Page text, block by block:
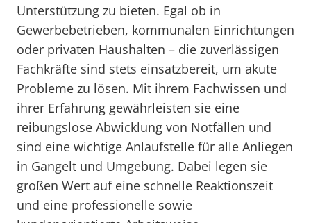
Unterstützung zu bieten. Egal ob in
Gewerbebetrieben, kommunalen Einrichtungen
oder privaten Haushalten – die zuverlässigen
Fachkräfte sind stets einsatzbereit, um akute
Probleme zu lösen. Mit ihrem Fachwissen und
ihrer Erfahrung gewährleisten sie eine
reibungslose Abwicklung von Notfällen und
sind eine wichtige Anlaufstelle für alle Anliegen
in Gangelt und Umgebung. Dabei legen sie
großen Wert auf eine schnelle Reaktionszeit
und eine professionelle sowie